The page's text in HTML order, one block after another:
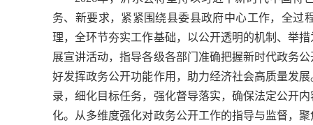
务、新要求，紧紧围绕县委县政府中心工作，全过
理，全环节夯实工作基础，以公开透明的机制、举
展宣讲活动，指导各级各部门准确把握新时代政务
好发挥政务公开功能作用，助力经济社会高质量发
录，细化目标任务，强化督导落实，确保法定公开
化。从多维度强化对政务公开工作的指导与监督，